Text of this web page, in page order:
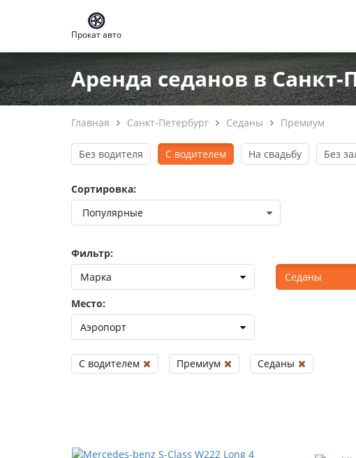
Прокат авто
Аренда седанов в
Главная Санкт-Петербург Седаны Премиум
Без водителя С водителем На свадьбу Без
Сортировка:
Фильтр:
Марка
Седаны
Место:
Аэропорт
С водителем Премиум Седаны